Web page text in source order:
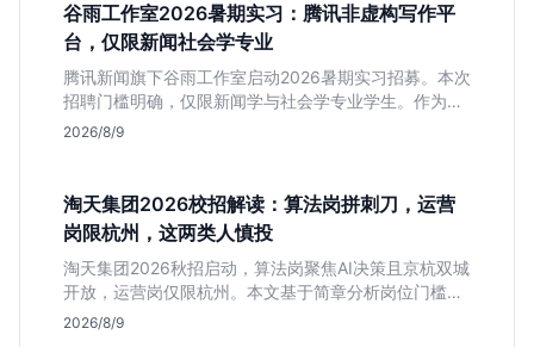
谷雨工作室2026暑期实习：腾讯非虚构写作平
台，仅限新闻社会学专业
腾讯新闻旗下谷雨工作室启动2026暑期实习招募。本次
招聘门槛明确，仅限新闻学与社会学专业学生。作为深
耕非虚构写作的头部团队，该岗位提供独立发稿机会与
2026/8/9
淘天集团2026校招解读：算法岗拼刺刀，运营
岗限杭州，这两类人慎投
淘天集团2026秋招启动，算法岗聚焦AI决策且京杭双城
开放，运营岗仅限杭州。本文基于简章分析岗位门槛、
薪资行情及适合人群，帮应届生判断是否值得投递。
2026/8/9